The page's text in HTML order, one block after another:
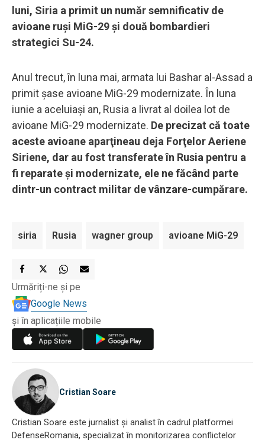
luni, Siria a primit un număr semnificativ de
avioane ruși MiG-29 și două bombardieri
strategici Su-24.
Anul trecut, în luna mai, armata lui Bashar al-Assad a
primit șase avioane MiG-29 modernizate. În luna
iunie a aceluiaşi an, Rusia a livrat al doilea lot de
avioane MiG-29 modernizate. De precizat că toate
aceste avioane aparţineau deja Forţelor Aeriene
Siriene, dar au fost transferate în Rusia pentru a
fi reparate şi modernizate, ele ne făcând parte
dintr-un contract militar de vânzare-cumpărare.
siria Rusia wagner group avioane MiG-29
Urmăriți-ne și pe
Google News
și în aplicațiile mobile
Cristian Soare
Cristian Soare este jurnalist și analist în cadrul platformei
DefenseRomania, specializat în monitorizarea conflictelor